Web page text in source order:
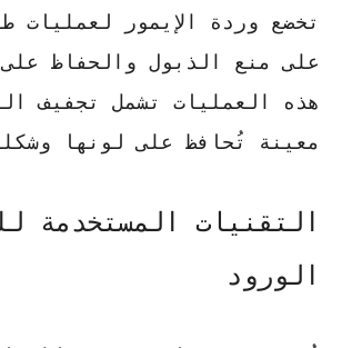
تخضع وردة الإيمور لعمليات
على منع الذبول والحفاظ
هذه العمليات تشمل تجفيف
معينة تُحافظ على لونها
التقنيات المستخدمة
الورود